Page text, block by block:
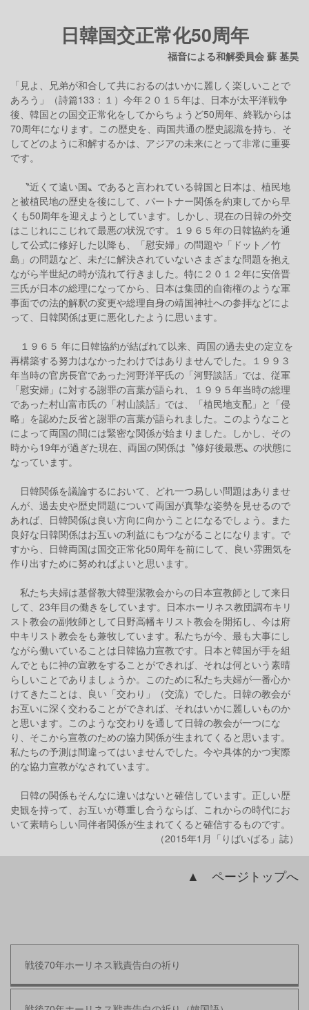
日韓国交正常化50周年
福音による和解委員会 蘇 基昊
「見よ、兄弟が和合して共におるのはいかに麗しく楽しいことで
あろう」（詩篇133：１）今年２０１５年は、日本が太平洋戦争
後、韓国との国交正常化をしてからちょうど50周年、終戦からは
70周年になります。この歴史を、両国共通の歴史認識を持ち、そ
してどのように和解するかは、アジアの未来にとって非常に重要
です。
〝近くて遠い国〟であると言われている韓国と日本は、植民地
と被植民地の歴史を後にして、パートナー関係を約束してから早
くも50周年を迎えようとしています。しかし、現在の日韓の外交
はこじれにこじれて最悪の状況です。１９６５年の日韓協約を通
して公式に修好した以降も、「慰安婦」の問題や「ドット／竹
島」の問題など、未だに解決されていないさまざまな問題を抱え
ながら半世紀の時が流れて行きました。特に２０１２年に安倍晋
三氏が日本の総理になってから、日本は集団的自衛権のような軍
事面での法的解釈の変更や総理自身の靖国神社への参拝などによ
って、日韓関係は更に悪化したように思います。
１９６５ 年に日韓協約が結ばれて以来、両国の過去史の定立を
再構築する努力はなかったわけではありませんでした。１９９３
年当時の官房長官であった河野洋平氏の「河野談話」では、従軍
「慰安婦」に対する謝罪の言葉が語られ、１９９５年当時の総理
であった村山富市氏の「村山談話」では、「植民地支配」と「侵
略」を認めた反省と謝罪の言葉が語られました。このようなこと
によって両国の間には緊密な関係が始まりました。しかし、その
時から19年が過ぎた現在、両国の関係は〝修好後最悪〟の状態に
なっています。
日韓関係を議論するにおいて、どれ一つ易しい問題はありませ
んが、過去史や歴史問題について両国が真摯な姿勢を見せるので
あれば、日韓関係は良い方向に向かうことになるでしょう。また
良好な日韓関係はお互いの利益にもつながることになります。で
すから、日韓両国は国交正常化50周年を前にして、良い雰囲気を
作り出すために努めればよいと思います。
私たち夫婦は基督教大韓聖潔教会からの日本宣教師として来日
して、23年目の働きをしています。日本ホーリネス教団調布キリ
スト教会の副牧師として日野高幡キリスト教会を開拓し、今は府
中キリスト教会をも兼牧しています。私たちが今、最も大事にし
ながら働いていることは日韓協力宣教です。日本と韓国が手を組
んでともに神の宣教をすることができれば、それは何という素晴
らしいことでありましょうか。このために私たち夫婦が一番心か
けてきたことは、良い「交わり」（交流）でした。日韓の教会が
お互いに深く交わることができれば、それはいかに麗しいものか
と思います。このような交わりを通して日韓の教会が一つにな
り、そこから宣教のための協力関係が生まれてくると思います。
私たちの予測は間違ってはいませんでした。今や具体的かつ実際
的な協力宣教がなされています。
日韓の関係もそんなに違いはないと確信しています。正しい歴
史観を持って、お互いが尊重し合うならば、これからの時代にお
いて素晴らしい同伴者関係が生まれてくると確信するものです。
（2015年1月「りばいばる」誌）
▲ ページトップへ
戦後70年ホーリネス戦責告白の祈り